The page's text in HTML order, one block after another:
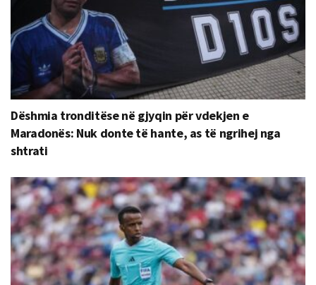
Dëshmia tronditëse në gjyqin për vdekjen e
Maradonës: Nuk donte të hante, as të ngrihej nga
shtrati